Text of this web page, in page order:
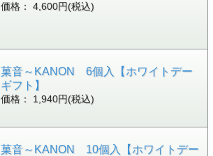
価格： 4,600円(税込)
菓音～KANON 6個入【ホワイトデー
ギフト】
価格： 1,940円(税込)
菓音～KANON 10個入【ホワイトデー